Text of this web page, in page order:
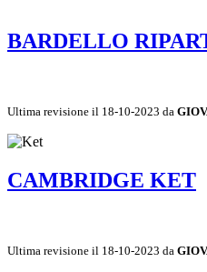
BARDELLO
Ultima revisione il 18-10-2023 da
CAMBRIDGE KET
Ultima revisione il 18-10-2023 da